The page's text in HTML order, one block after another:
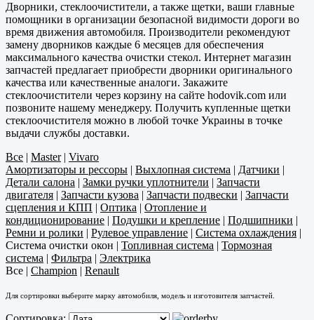
Дворники, стеклоочистители, а также щетки, ваши главные
помощники в организации безопасной видимости дороги во
время движения автомобиля. Производители рекомендуют
замену дворников каждые 6 месяцев для обеспечения
максимального качества очистки стекол. Интернет магазин
запчастей предлагает приобрести дворники оригинального
качества или качественные аналоги. Закажите
стеклоочистители через корзину на сайте hodovik.com или
позвоните нашему менеджеру. Получить купленные щетки
стеклоочистителя можно в любой точке Украины в точке
выдачи службы доставки.
Все | Master| Vivaro
Амортизаторы и рессоры | Выхлопная система | Датчики |
Детали салона | Замки ручки уплотнители | Запчасти
двигателя | Запчасти кузова | Запчасти подвески | Запчасти
сцепления и КПП | Оптика | Отопление и
кондиционирование | Подушки и крепление | Подшипники |
Ремни и ролики | Рулевое управление | Система охлаждения |
Система очистки окон | Топливная система | Тормозная
система | Фильтра | Электрика
Все | Champion | Renault
Для сортировки выберите марку автомобиля, модель и изготовителя запчастей.